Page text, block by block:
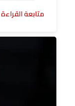
متابعة القراءة